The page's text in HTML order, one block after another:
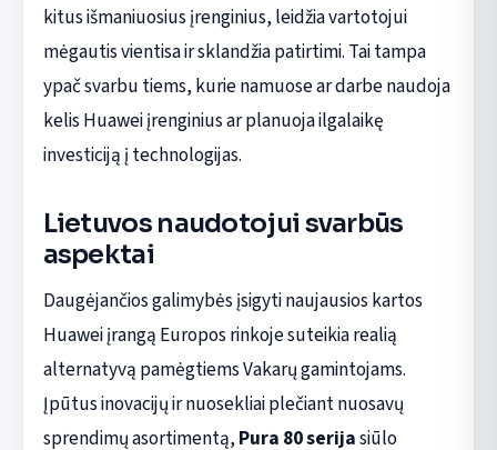
kitus išmaniuosius įrenginius, leidžia vartotojui
mėgautis vientisa ir sklandžia patirtimi. Tai tampa
ypač svarbu tiems, kurie namuose ar darbe naudoja
kelis Huawei įrenginius ar planuoja ilgalaikę
investiciją į technologijas.
Lietuvos naudotojui svarbūs
aspektai
Daugėjančios galimybės įsigyti naujausios kartos
Huawei įrangą Europos rinkoje suteikia realią
alternatyvą pamėgtiems Vakarų gamintojams.
Įpūtus inovacijų ir nuosekliai plečiant nuosavų
sprendimų asortimentą,Pura 80 serijasiūlo